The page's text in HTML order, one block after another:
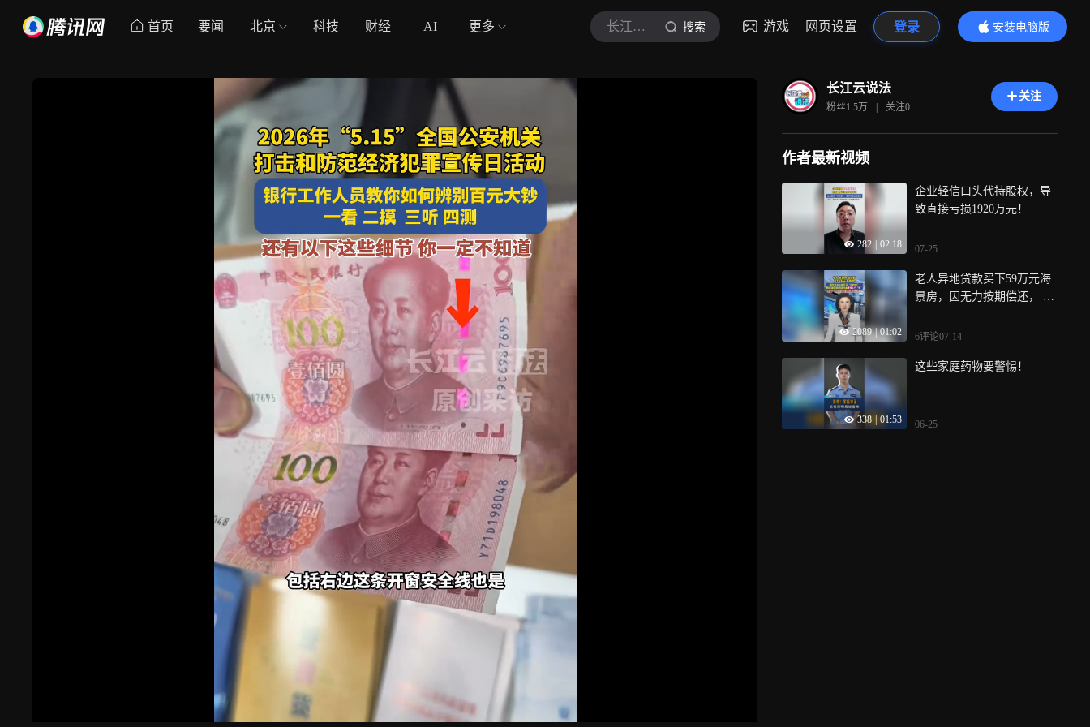
首页 要闻 北京 科技 财经 AI 更多 长江云说法 搜索 游戏 网页设置 登录
安装电脑版
内容更精彩
长江云说法
粉丝1.5万 | 关注0
关注
作者最新视频
282 02:18
企业轻信口头代持股权，导
致直接亏损1920万元！
07-25
2089 | 01:02
老人异地贷款买下59万元海
景房，因无力按期偿还， 被
6评论07-14
338 01:53
这些家庭药物要警惕！
06-25